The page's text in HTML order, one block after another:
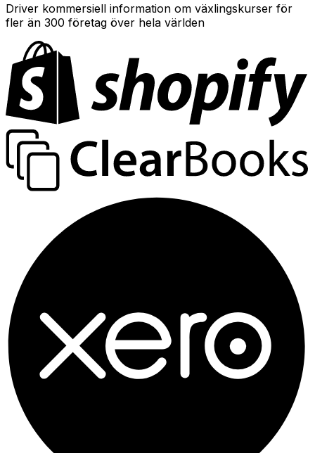
Driver kommersiell information om växlingskurser för
fler än 300 företag över hela världen